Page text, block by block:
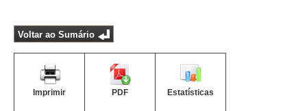
Voltar ao Sumário
Imprimir PDF Estatísticas